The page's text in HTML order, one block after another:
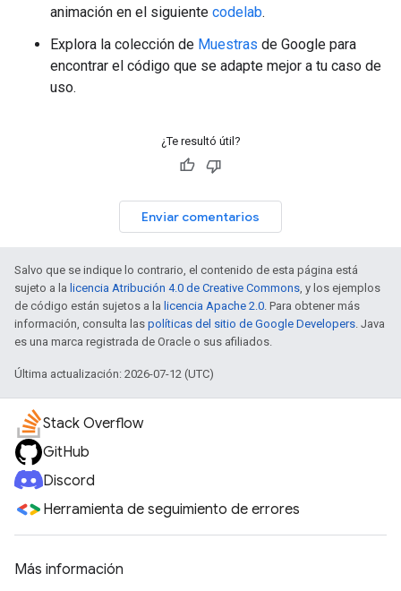
animación en el siguiente codelab.
Explora la colección de Muestras de Google para
encontrar el código que se adapte mejor a tu caso de
uso.
¿Te resultó útil?
Enviar comentarios
Salvo que se indique lo contrario, el contenido de esta página está
sujeto a la licencia Atribución 4.0 de Creative Commons, y los ejemplos
de código están sujetos a la licencia Apache 2.0. Para obtener más
información, consulta las políticas del sitio de Google Developers. Java
es una marca registrada de Oracle o sus afiliados.
Última actualización: 2026-07-12 (UTC)
Stack Overflow
GitHub
Discord
Herramienta de seguimiento de errores
Más información